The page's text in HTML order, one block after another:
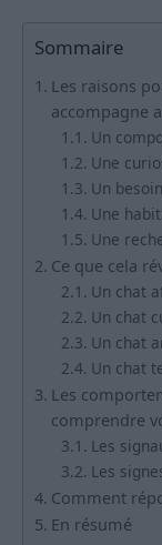
Sommaire
Les raisons
accompagne
Un
Une
Un
Une
Une
Ce que cela
Un chat
Un chat
Un chat
Un chat
Les
comprendre
Les
Les
Comment
En résumé